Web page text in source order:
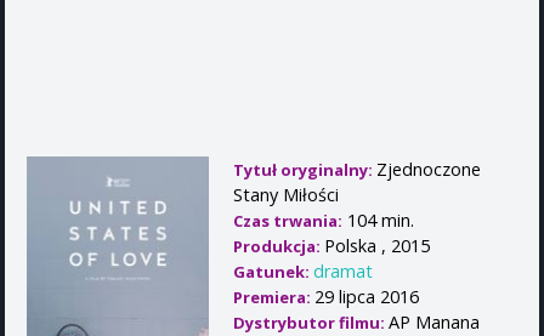
Tytuł oryginalny: Zjednoczone
Stany Miłości
Czas trwania: 104 min.
Produkcja: Polska , 2015
Gatunek: dramat
Premiera: 29 lipca 2016
Dystrybutor filmu: AP Manana